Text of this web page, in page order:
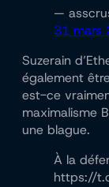
—
31 mars
Suzerain
également
est-ce
maximalisme
une blague.
À la
https://